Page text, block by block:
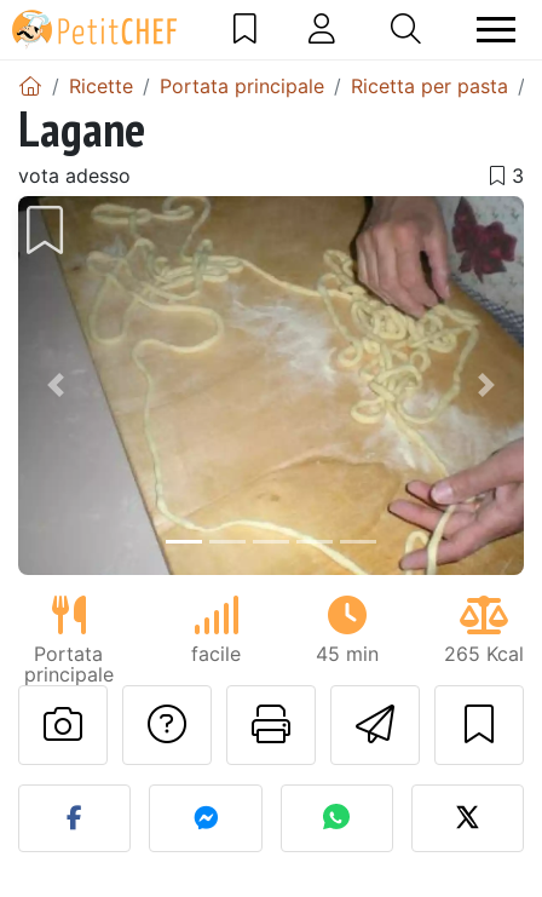
Ricette Portata principale Ricetta per pasta
Lagane
vota adesso
Precedente
Portata
principale
facile 45 min 265 Kcal
Invia
Stampa la
Contatta l'autore
Pubblica la foto di